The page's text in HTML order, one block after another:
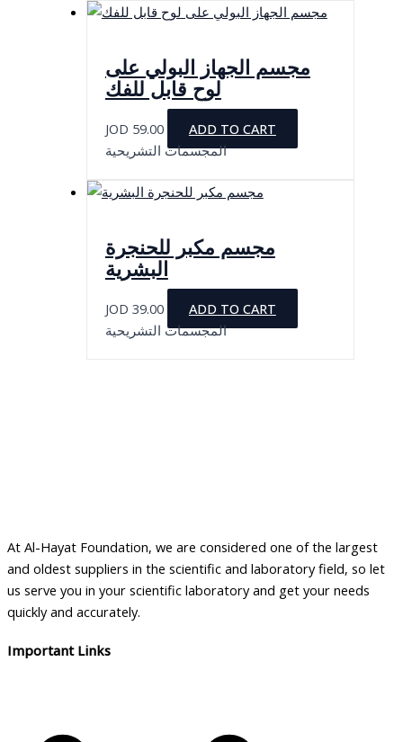
مجسم الجهاز البولي على
لوح قابل للفك
JOD 59.00
ADD TO CART
المجسمات التشريحية
مجسم مكبر للحنجرة
البشرية
JOD 39.00
ADD TO CART
المجسمات التشريحية
At Al-Hayat Foundation, we are considered one of the largest
and oldest suppliers in the scientific and laboratory field, so let
us serve you in your scientific laboratory and get your needs
quickly and accurately.
Important Links